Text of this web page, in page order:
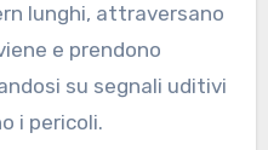
lunghi, attraversano
e prendono
su segnali uditivi
i pericoli.